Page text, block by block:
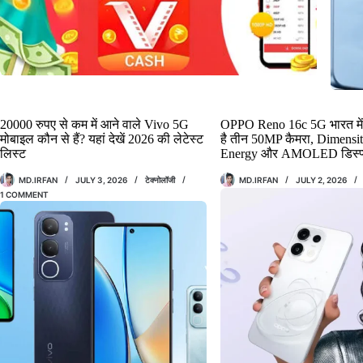
20000 रुपए से कम में आने वाले Vivo 5G
मोबाइल कौन से हैं? यहां देखें 2026 की लेटेस्ट
लिस्ट
MD.IRFAN JULY 3, 2026
टेक्नोलॉजी
1 COMMENT
OPPO Reno 16c 5G भारत
है तीन 50MP कैमरा,
Energy और AMOLED
MD.IRFAN JULY 2, 2026